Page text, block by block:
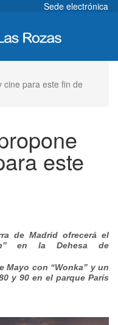
Sede electrónica
cine para este fin de
este
de Madrid ofrecerá el
en la Dehesa de
Mayo con “Wonka” y un
y 90 en el parque París